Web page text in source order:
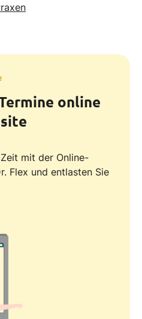
online
mit der Online-
Flex und entlasten Sie